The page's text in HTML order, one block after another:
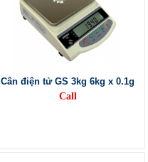
Cân điện tử GS 3kg 6kg x 0.1g
Call